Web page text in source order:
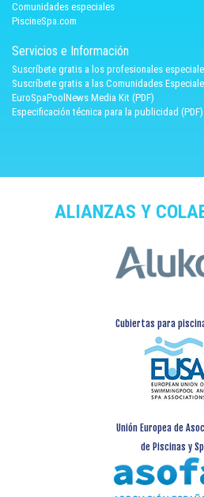
Comunidades especiales
PiscineSpa.com
Servicios e Información
Suscríbete gratis a los profesionales
Suscríbete gratis a las Comunidades
EuroSpaPoolNews Media Kit (PDF)
Especificación técnica para la publicidad (PDF)
ALIANZAS Y
Cubiertas para
Unión Europea de
de Piscinas y